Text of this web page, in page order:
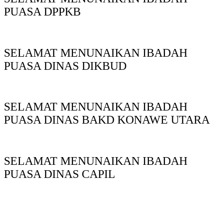
PUASA DPPKB
SELAMAT MENUNAIKAN IBADAH
PUASA DINAS DIKBUD
SELAMAT MENUNAIKAN IBADAH
PUASA DINAS BAKD KONAWE UTARA
SELAMAT MENUNAIKAN IBADAH
PUASA DINAS CAPIL